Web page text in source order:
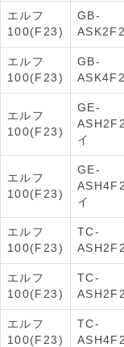
エルフ
100(F23)
GB-
エルフ
100(F23)
GB-
エルフ
100(F23)
GE-
イ
エルフ
100(F23)
GE-
イ
エルフ
100(F23)
TC-
エルフ
100(F23)
TC-
エルフ
100(F23)
TC-